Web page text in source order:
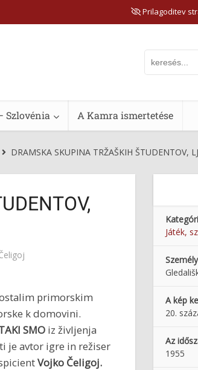
Prilagoditev
Szlovénia A Kamra ismertetése
DRAMSKA SKUPINA TRŽAŠKIH ŠTUDENTOV,
primorskim
k domovini.
SMO iz življenja
je avtor igre in režiser
Vojko Čeligoj.
Játék,
A kép
20.
Az
1955